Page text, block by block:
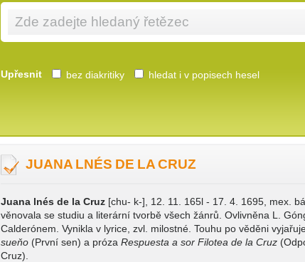
Upřesnit bez diakritiky hledat i v popisech hesel
JUANA LNÉS DE LA CRUZ
Juana lnés de la Cruz [chu- k-], 12. 11. 165l - 17. 4. 1695, mex.
věnovala se studiu a literární tvorbě všech žánrů. Ovlivněna L.
Calderónem. Vynikla v lyrice, zvl. milostné. Touhu po věděni
sueňo (První sen) a próza Respuesta a sor Filotea de la Cruz
Cruz).